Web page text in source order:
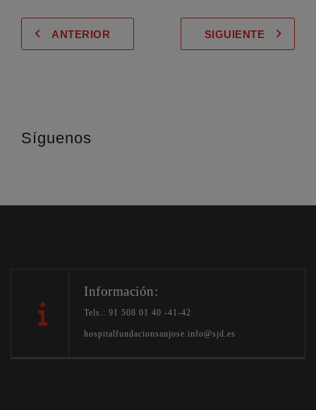
ANTERIOR SIGUIENTE
Síguenos
Información:
Tels.: 91 508 01 40 -41-42
hospitalfundacionsanjose.info@sjd.es